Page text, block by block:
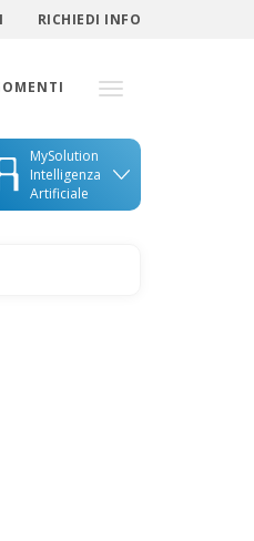
RICHIEDI INFO
MySolution
Intelligenza
Artificiale